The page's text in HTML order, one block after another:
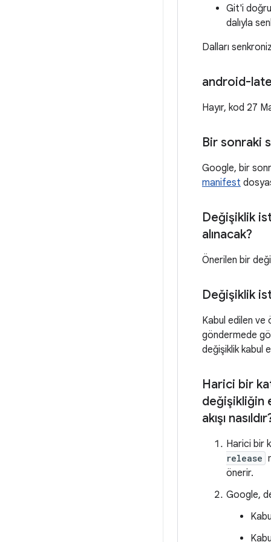
Git'i
dalıyla
Dalları
android-
Hayır, kod 27
Bir sonraki
Google, bir
manifest
Değişiklik
alınacak?
Önerilen bir
Değişiklik
Kabul edilen ve
göndermede
değişiklik kabul
Harici bir
değişikliğin
akışı
Harici bir
release
önerir.
Google,